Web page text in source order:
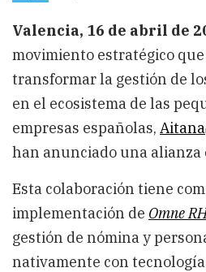
Valencia, 16 de abril de
movimiento estratégico
transformar la gestión de
en el ecosistema de las
empresas españolas, Aitana
han anunciado una alianza
Esta colaboración tiene
implementación de Omne
gestión de nómina y
nativamente con